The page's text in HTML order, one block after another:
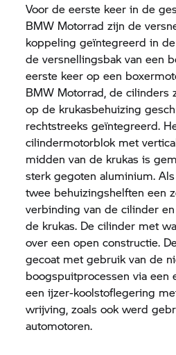
Voor de eerste keer in de
BMW Motorrad zijn de
koppeling geïntegreerd in
de versnellingsbak van een
eerste keer op een
BMW Motorrad, de cilinders
op de krukasbehuizing
rechtstreeks geïntegreerd.
cilindermotorblok met
midden van de krukas is
sterk gegoten aluminium.
twee behuizingshelften een
verbinding van de cilinder
de krukas. De cilinder met
over een open constructie.
gecoat met gebruik van de
boogspuitprocessen via een
een ijzer-koolstoflegering
wrijving, zoals ook werd
automotoren.